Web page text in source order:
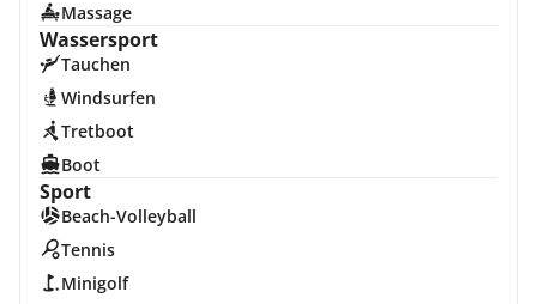
Massage
Wassersport
Tauchen
Windsurfen
Tretboot
Boot
Sport
Beach-Volleyball
Tennis
Minigolf